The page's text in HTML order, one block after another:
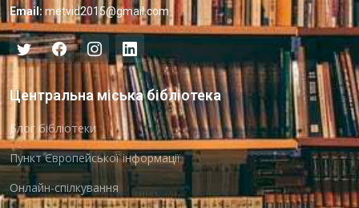
Email: metvid2015@gmail.com
Центральна міська бібліотека
Блог бібліотеки
Пункт Європейської інформації
Онлайн-спілкування